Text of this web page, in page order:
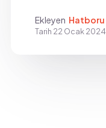
Ekleyen Hatboru
Tarih 22 Ocak 2024